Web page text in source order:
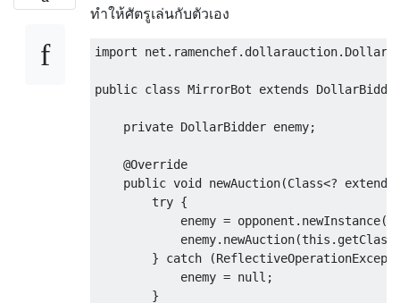
ทำให้ศัตรูเล่นกับตัวเอง
import net . ramenchef. dollarauction.
public class MirrorBot extends
private DollarBidder enemy;
@Override
public void newAuction(Class<?
extends
try {
            enemy
= opponent . newInstance
            enemy
. newAuction(this . getClass
}
catch (
            enemy
= null ;
}